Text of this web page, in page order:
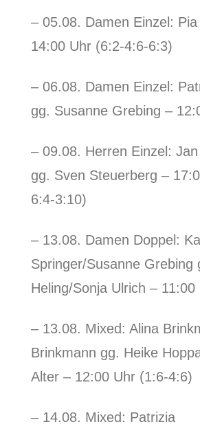
– 05.08. Damen Einzel:
14:00 Uhr (6:2-4:6-6:3)
– 06.08. Damen Einzel:
gg. Susanne Grebing –
– 09.08. Herren Einzel:
gg. Sven Steuerberg –
6:4-3:10)
– 13.08. Damen Doppel:
Springer/Susanne Grebing
Heling/Sonja Ulrich – 11:00
– 13.08. Mixed: Alina
Brinkmann gg. Heike
Alter – 12:00 Uhr (1:6-4:6)
– 14.08. Mixed: Patrizia